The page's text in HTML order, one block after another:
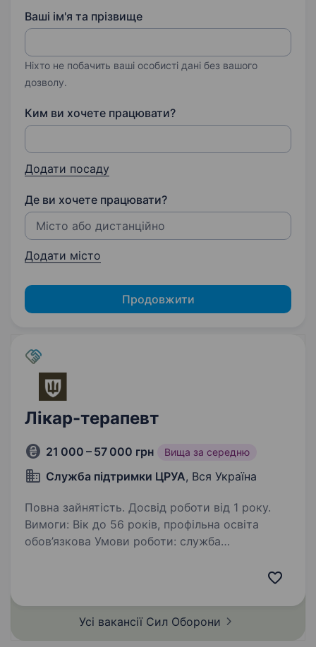
Ваші ім'я та прізвище
Ніхто не побачить ваші особисті дані без вашого
дозволу.
Ким ви хочете працювати?
Додати посаду
Де ви хочете працювати?
Додати місто
Продовжити
Лікар-терапевт
21 000 – 57 000 грн Вища за середню
Служба підтримки ЦРУА, Вся Україна
Повна зайнятість. Досвід роботи від 1 року.
Вимоги: Вік до 56 років, профільна освіта
обов’язкова Умови роботи: служба
індивідуального…
Усі вакансії Сил Оборони